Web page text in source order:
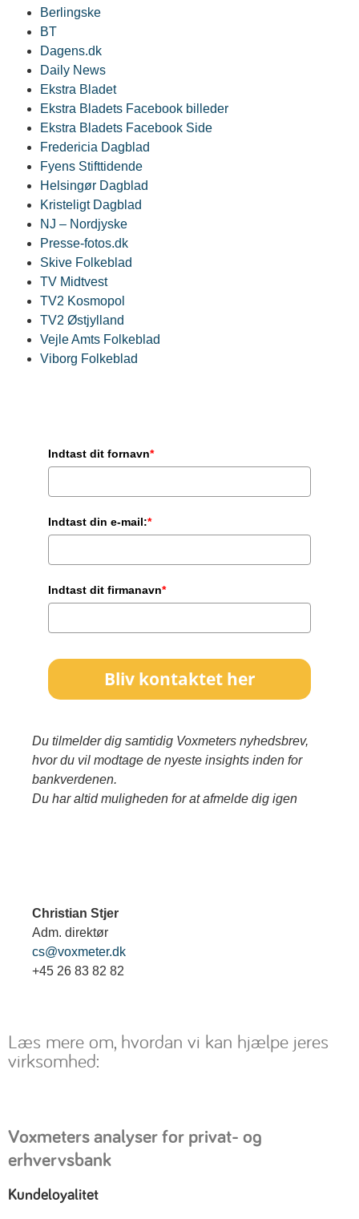
Berlingske
BT
Dagens.dk
Daily News
Ekstra Bladet
Ekstra Bladets Facebook billeder
Ekstra Bladets Facebook Side
Fredericia Dagblad
Fyens Stifttidende
Helsingør Dagblad
Kristeligt Dagblad
NJ – Nordjyske
Presse-fotos.dk
Skive Folkeblad
TV Midtvest
TV2 Kosmopol
TV2 Østjylland
Vejle Amts Folkeblad
Viborg Folkeblad
Indtast dit fornavn*
Indtast din e-mail:*
Indtast dit firmanavn*
Bliv kontaktet her
Du tilmelder dig samtidig Voxmeters nyhedsbrev,
hvor du vil modtage de nyeste insights inden for
bankverdenen.
Du har altid muligheden for at afmelde dig igen
Christian Stjer
Adm. direktør
cs@voxmeter.dk
+45 26 83 82 82
Læs mere om, hvordan vi kan hjælpe jeres
virksomhed:
Voxmeters analyser for privat- og
erhvervsbank
Kundeloyalitet